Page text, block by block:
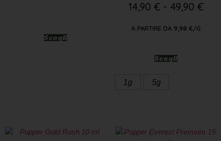
Scegli
14,90 € - 49,90 €
A PARTIRE DA 9,98 €/G
Scegli
1g 5g